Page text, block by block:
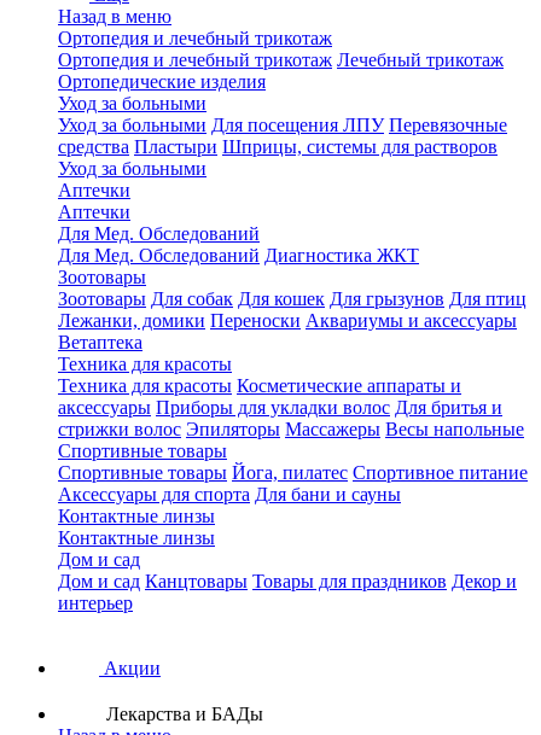
Назад в меню
Ортопедия и лечебный трикотаж
Ортопедия и лечебный трикотаж Лечебный трикотаж
Ортопедические изделия
Уход за больными
Уход за больными Для посещения ЛПУ Перевязочные
средства Пластыри Шприцы, системы для растворов
Уход за больными
Аптечки
Аптечки
Для Мед. Обследований
Для Мед. Обследований Диагностика ЖКТ
Зоотовары
Зоотовары Для собак Для кошек Для грызунов Для птиц
Лежанки, домики Переноски Аквариумы и аксессуары
Ветаптека
Техника для красоты
Техника для красоты Косметические аппараты и
аксессуары Приборы для укладки волос Для бритья и
стрижки волос Эпиляторы Массажеры Весы напольные
Спортивные товары
Спортивные товары Йога, пилатес Спортивное питание
Аксессуары для спорта Для бани и сауны
Контактные линзы
Контактные линзы
Дом и сад
Дом и сад Канцтовары Товары для праздников Декор и
интерьер
Акции
Лекарства и БАДы